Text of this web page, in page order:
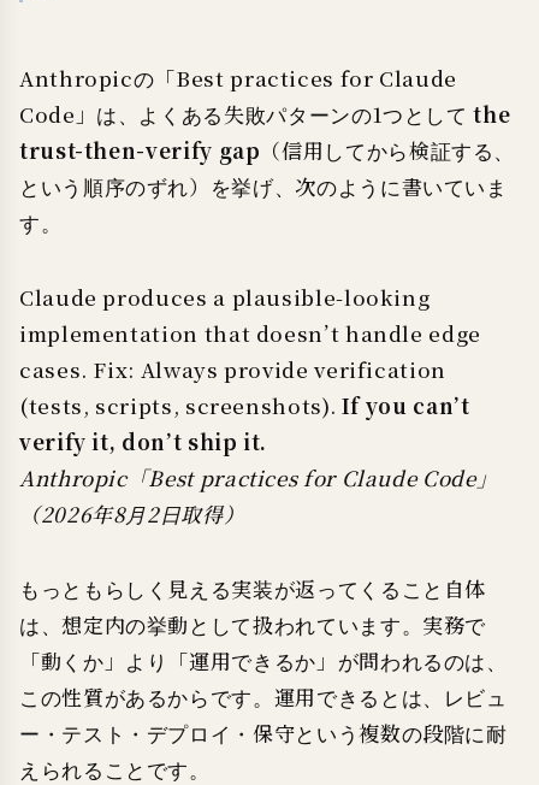
Anthropicの「Best practices for Claude
Code」は、よくある失敗パターンの1つとしてthe
trust-then-verify gap （信用してから検証する、
という順序のずれ）を挙げ、次のように書いていま
す。
Claude produces a plausible-looking
implementation that doesn’t handle edge
cases. Fix: Always provide verification
(tests, scripts, screenshots). If you can’t
verify it, don’t ship it.
Anthropic「Best practices for Claude Code」
（2026年8月2日取得）
もっともらしく見える実装が返ってくること自体
は、想定内の挙動として扱われています。実務で
「動くか」より「運用できるか」が問われるのは、
この性質があるからです。運用できるとは、レビュ
ー・テスト・デプロイ・保守という複数の段階に耐
えられることです。